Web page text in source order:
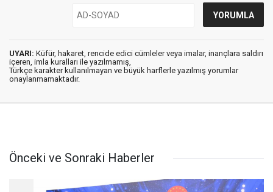
UYARI: Küfür, hakaret, rencide edici cümleler veya imalar, inançlara saldırı
içeren, imla kuralları ile yazılmamış,
Türkçe karakter kullanılmayan ve büyük harflerle yazılmış yorumlar
onaylanmamaktadır.
Önceki ve Sonraki Haberler